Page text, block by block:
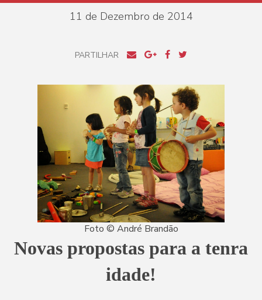
11 de Dezembro de 2014
PARTILHAR
Foto © André Brandão
Novas propostas para a tenra
idade!